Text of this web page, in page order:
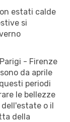
estati calde
si
- Firenze
da aprile
periodi
le bellezze
o il
della